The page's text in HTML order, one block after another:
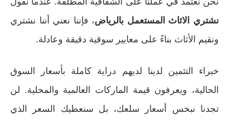
نشتري الاثاث المستعمل بالرياض، فإننا نعني أننا نشتري
ونقيم الأثاث بناءً على معايير سوقية دقيقة وعادلة.
خبراء التثمين لدينا لديهم دراية كاملة بأسعار السوق
الحالية، ويعرفون قيمة الماركات العالمية والمحلية. لن
تجدنا نبخس أسعار سلعك، بل سنعطيك السعر الذي